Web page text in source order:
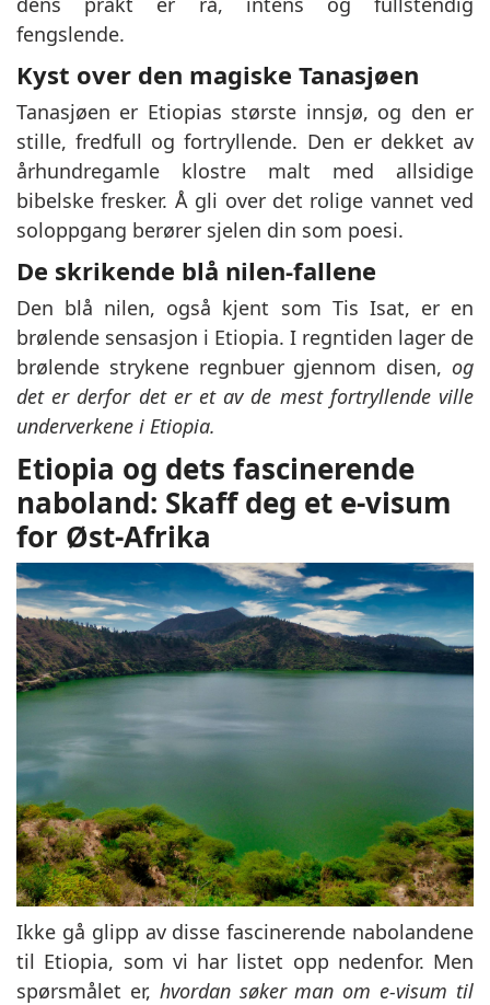
fengslende.
Kyst over den magiske Tanasjøen
Tanasjøen er Etiopias største innsjø, og den er
stille, fredfull og fortryllende. Den er dekket av
århundregamle klostre malt med allsidige
bibelske fresker. Å gli over det rolige vannet ved
soloppgang berører sjelen din som poesi.
De skrikende blå nilen-fallene
Den blå nilen, også kjent som Tis Isat, er en
brølende sensasjon i Etiopia. I regntiden lager de
brølende strykene regnbuer gjennom disen, og
det er derfor det er et av de mest fortryllende ville
underverkene i Etiopia.
Etiopia og dets fascinerende
naboland: Skaff deg et e-visum
for Øst-Afrika
Ikke gå glipp av disse fascinerende nabolandene
til Etiopia, som vi har listet opp nedenfor. Men
spørsmålet er, hvordan søker man om e-visum til